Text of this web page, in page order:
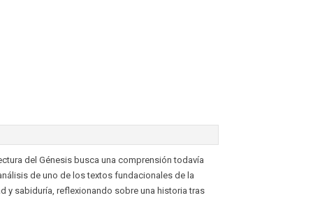
del Génesis busca una comprensión todavía
de uno de los textos fundacionales de la
y sabiduría, reflexionando sobre una historia tras